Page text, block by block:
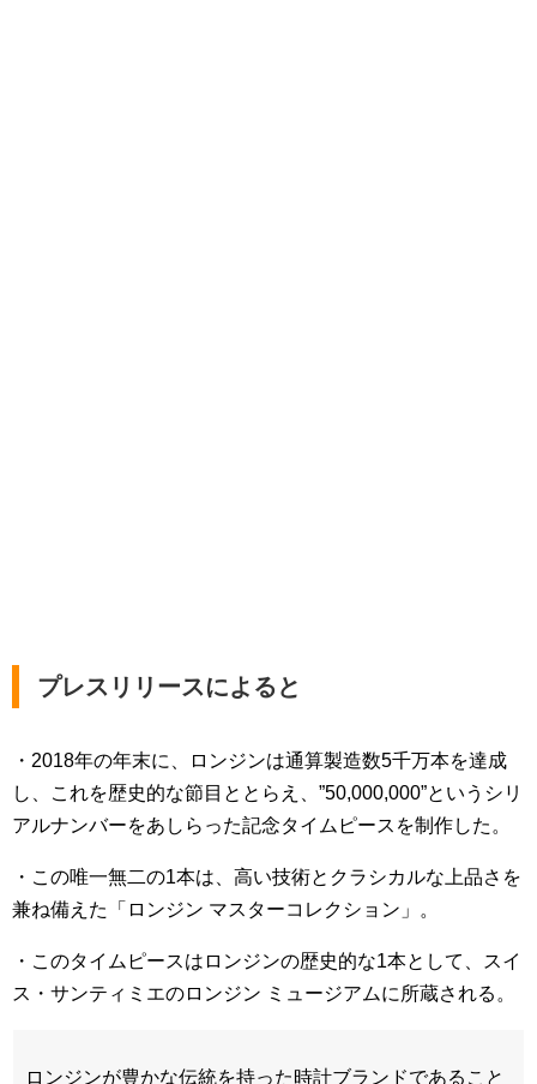
プレスリリースによると
・2018年の年末に、ロンジンは通算製造数5千万本を達成
し、これを歴史的な節目ととらえ、”50,000,000”というシリ
アルナンバーをあしらった記念タイムピースを制作した。
・この唯一無二の1本は、高い技術とクラシカルな上品さを
兼ね備えた「ロンジン マスターコレクション」。
・このタイムピースはロンジンの歴史的な1本として、スイ
ス・サンティミエのロンジン ミュージアムに所蔵される。
ロンジンが豊かな伝統を持った時計ブランドであること